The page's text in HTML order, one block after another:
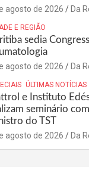
agosto de 2026 Da
E REGIÃO
sedia
agosto de 2026 Da
ÚLTIMAS NOTÍCIAS
e Instituto
seminário
do TST
agosto de 2026 Da